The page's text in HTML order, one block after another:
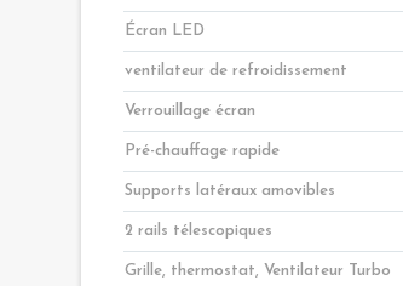
Écran LED
ventilateur de refroidissement
Verrouillage écran
Pré-chauffage rapide
Supports latéraux amovibles
2 rails télescopiques
Grille, thermostat, Ventilateur Turbo